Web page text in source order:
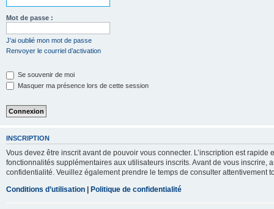
Mot de passe :
J’ai oublié mon mot de passe
Renvoyer le courriel d’activation
Se souvenir de moi
Masquer ma présence lors de cette session
INSCRIPTION
Vous devez être inscrit avant de pouvoir vous connecter. L’inscription est
fonctionnalités supplémentaires aux utilisateurs inscrits. Avant de vous inscrire,
confidentialité. Veuillez également prendre le temps de consulter attentivement
Conditions d’utilisation | Politique de confidentialité